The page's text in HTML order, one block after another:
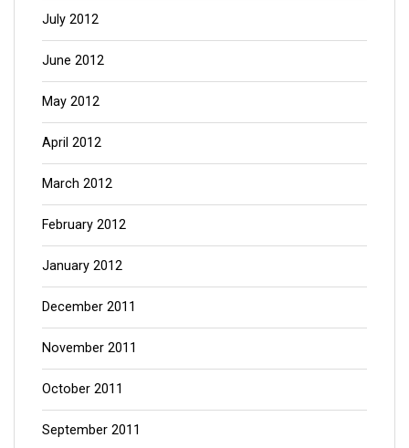
July 2012
June 2012
May 2012
April 2012
March 2012
February 2012
January 2012
December 2011
November 2011
October 2011
September 2011